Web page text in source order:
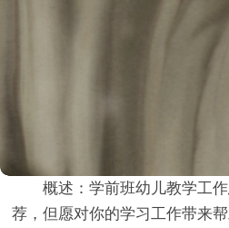
概述：学前班幼儿教学工
荐，但愿对你的学习工作带来帮